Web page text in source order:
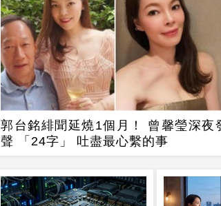
郭台銘緋聞延燒1個月！ 曾馨瑩深夜
聲 「24字」 吐盡最心繫的事